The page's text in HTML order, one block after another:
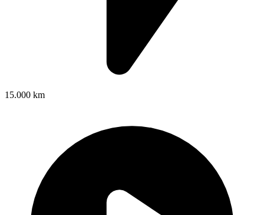
15.000 km